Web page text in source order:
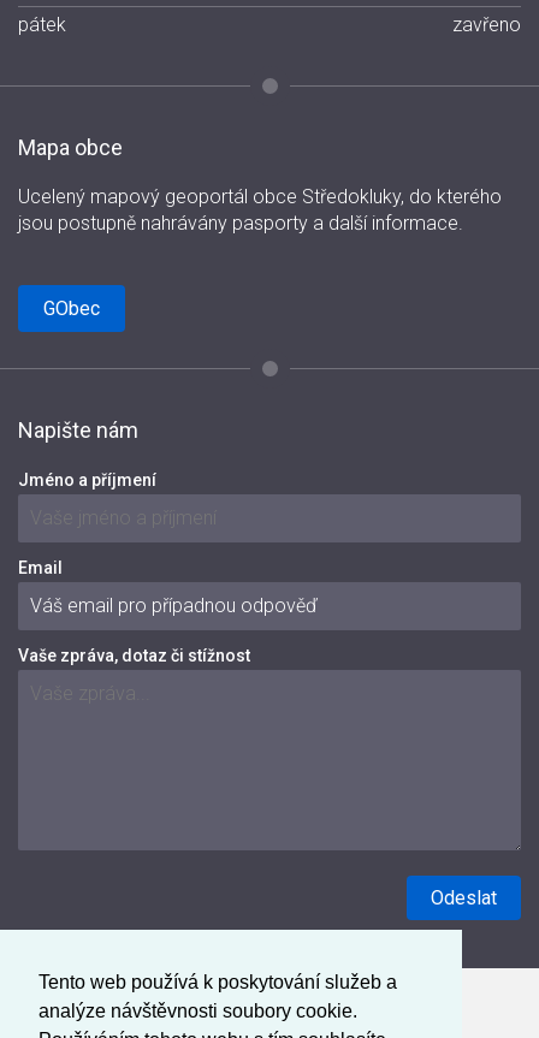
Tento web používá k poskytování služeb a
analýze návštěvnosti soubory cookie.
pátek
zavřeno
Mapa obce
Ucelený mapový geoportál obce Středokluky, do kterého
jsou postupně nahrávány pasporty a další informace.
GObec
Napište nám
Jméno a příjmení
Email
Vaše zpráva, dotaz či stížnost